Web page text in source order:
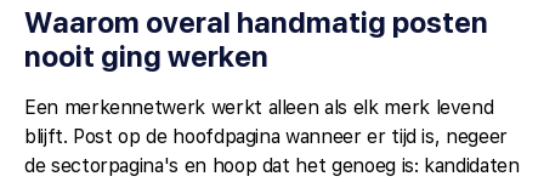
Waarom overal handmatig posten
nooit ging werken
Een merkennetwerk werkt alleen als elk merk levend
blijft. Post op de hoofdpagina wanneer er tijd is, negeer
de sectorpagina's en hoop dat het genoeg is: kandidaten